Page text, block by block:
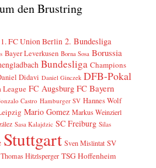
den Brustring
1. FC Union Berlin 2. Bundesliga
Bayer Leverkusen Borna Sosa Borussia
Bundesliga Champions
Didavi Daniel Ginczek DFB-Pokal
League FC Augsburg FC Bayern
Castro Hamburger SV Hannes Wolf
Mario Gomez Markus Weinzierl
Sasa Kalajdzic SC Freiburg Silas
Stuttgart Sven Mislintat SV
Thomas Hitzlsperger TSG Hoffenheim